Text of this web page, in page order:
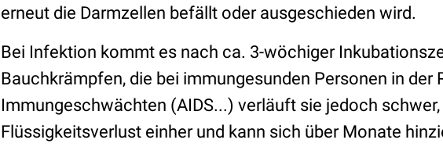
erneut die Darmzellen befällt oder ausgeschieden wird.
Bei Infektion kommt es nach ca. 3-wöchiger
Bauchkrämpfen, die bei immungesunden Personen in der
Immungeschwächten (AIDS...) verläuft sie jedoch
Flüssigkeitsverlust einher und kann sich über Monate